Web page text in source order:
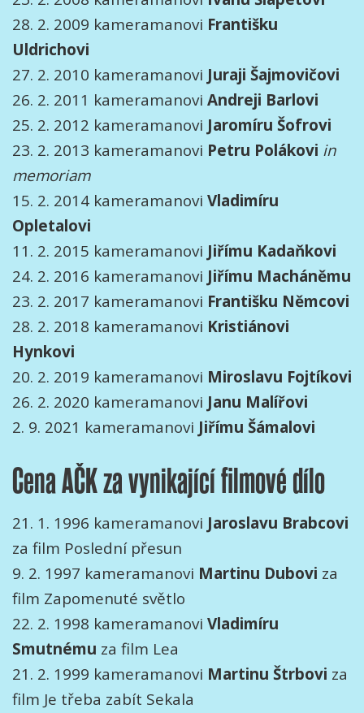
28. 2. 2009 kameramanovi Františku
Uldrichovi
27. 2. 2010 kameramanovi Juraji Šajmovičovi
26. 2. 2011 kameramanovi Andreji Barlovi
25. 2. 2012 kameramanovi Jaromíru Šofrovi
23. 2. 2013 kameramanovi Petru Polákovi in
memoriam
15. 2. 2014 kameramanovi Vladimíru
Opletalovi
11. 2. 2015 kameramanovi Jiřímu Kadaňkovi
24. 2. 2016 kameramanovi Jiřímu Macháněmu
23. 2. 2017 kameramanovi Františku Němcovi
28. 2. 2018 kameramanovi Kristiánovi
Hynkovi
20. 2. 2019 kameramanovi Miroslavu Fojtíkovi
26. 2. 2020 kameramanovi Janu Malířovi
2. 9. 2021 kameramanovi Jiřímu Šámalovi
Cena AČK za vynikající filmové dílo
21. 1. 1996 kameramanovi Jaroslavu Brabcovi
za film Poslední přesun
9. 2. 1997 kameramanovi Martinu Dubovi za
film Zapomenuté světlo
22. 2. 1998 kameramanovi Vladimíru
Smutnému za film Lea
21. 2. 1999 kameramanovi Martinu Štrbovi za
film Je třeba zabít Sekala